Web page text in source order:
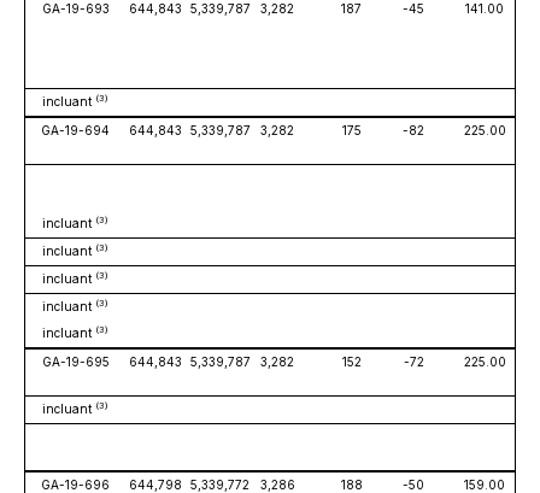
GA-19-693
644,843 5,339,787 3,282 187 -45 141.00
incluant (3)
GA-19-694
644,843 5,339,787 3,282 175 -82 225.00
incluant (3)
incluant (3)
incluant (3)
incluant (3)
incluant (3)
GA-19-695
644,843 5,339,787 3,282 152 -72 225.00
incluant (3)
GA-19-696 644,798 5,339,772 3,286 188 -50 159.00